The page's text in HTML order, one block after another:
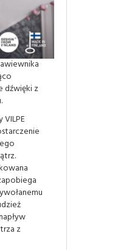
dźwięki z
z